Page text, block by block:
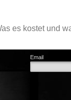
es kostet und
Email